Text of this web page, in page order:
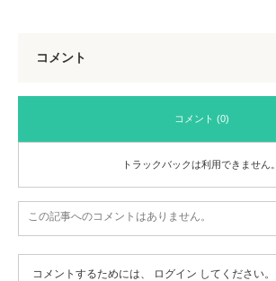
コメント
コメント (0)
トラックバックは利用できません。
この記事へのコメントはありません。
コメントするためには、 ログイン してください。